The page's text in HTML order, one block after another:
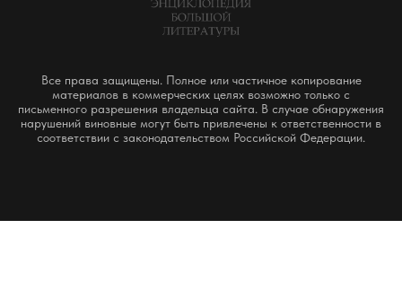
Все права защищены. Полное или частичное копирование
материалов в коммерческих целях возможно только с
письменного разрешения владельца сайта. В случае обнаружения
нарушений виновные могут быть привлечены к ответственности в
соответствии с законодательством Российской Федерации.